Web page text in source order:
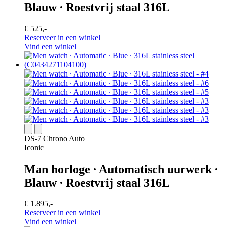
Blauw ∙ Roestvrij staal 316L
€ 525,-
Reserveer in een winkel
Vind een winkel
DS-7 Chrono Auto
Iconic
Man horloge ∙ Automatisch uurwerk ∙
Blauw ∙ Roestvrij staal 316L
€ 1.895,-
Reserveer in een winkel
Vind een winkel